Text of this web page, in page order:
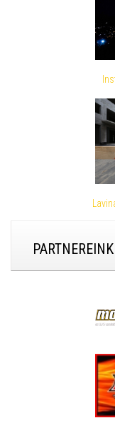
PARTNEREINK